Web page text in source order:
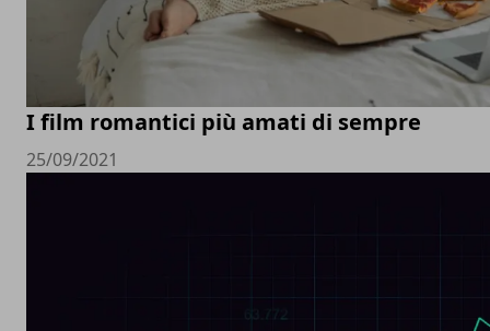
I film romantici più amati di sempre
25/09/2021